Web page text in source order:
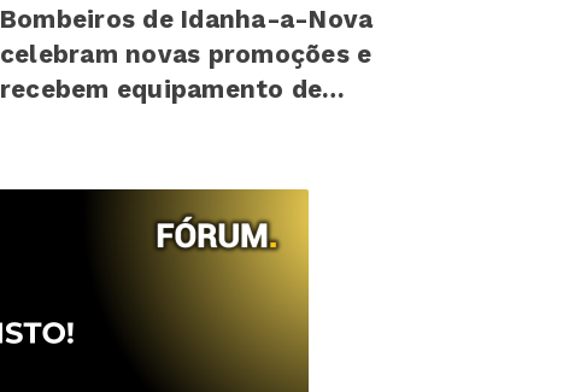
Bombeiros de Idanha-a-Nova
celebram novas promoções e
recebem equipamento de